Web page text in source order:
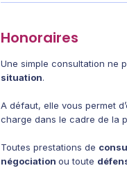
Honoraires
Une simple consultation ne
situation.
A défaut, elle vous permet
charge dans le cadre de la
Toutes prestations de
négociation ou toute